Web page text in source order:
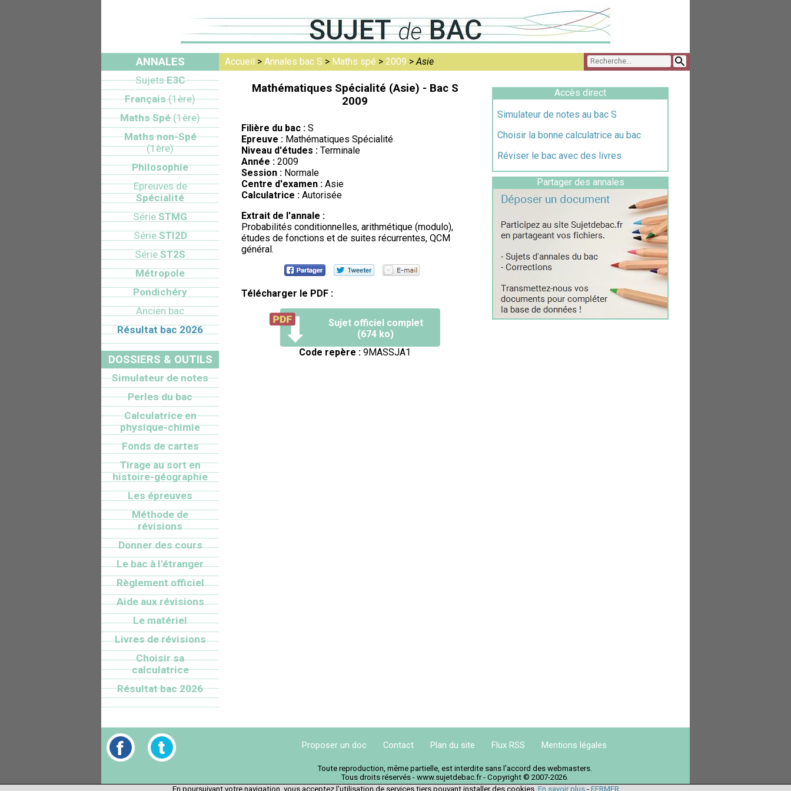
Accueil > Annales bac S > Maths spé > 2009 >Asie
Mathématiques Spécialité (Asie) - Bac S
2009
Filière du bac : S
Epreuve : Mathématiques Spécialité
Niveau d'études : Terminale
Année : 2009
Session : Normale
Centre d'examen : Asie
Calculatrice : Autorisée
Extrait de l'annale :
Probabilités conditionnelles, arithmétique (modulo),
études de fonctions et de suites récurrentes, QCM
général.
Télécharger le PDF :
Sujet officiel complet
(674 ko)
Code repère : 9MASSJA1
Accès direct
Simulateur de notes au bac S
Choisir la bonne calculatrice au bac
Réviser le bac avec des livres
Partager des annales
ANNALES
SujetsE3C
Français(1ère)
Maths Spé(1ère)
Maths non-Spé
(1ère)
Philosophie
Epreuves de
Spécialité
Série STMG
SérieSTI2D
Série ST2S
Métropole
Pondichéry
Ancien bac
Résultat bac 2026
DOSSIERS & OUTILS
Simulateur de notes
Perles du bac
Calculatrice en
physique-chimie
Fonds de cartes
Tirage au sort en
histoire-géographie
Les épreuves
Méthode de
révisions
Donner des cours
Le bac à l'étranger
Règlement officiel
Aide aux révisions
Le matériel
Livres de révisions
Choisir sa
calculatrice
Résultat bac 2026
Proposer un doc Contact Plan du site Flux RSS Mentions légales
Toute reproduction, même partielle, est interdite sans l'accord des webmasters.
Tous droits réservés - www.sujetdebac.fr - Copyright © 2007-2026.
En poursuivant votre navigation, vous acceptez l'utilisation de services tiers pouvant installer des cookies. En savoir plus- FERMER